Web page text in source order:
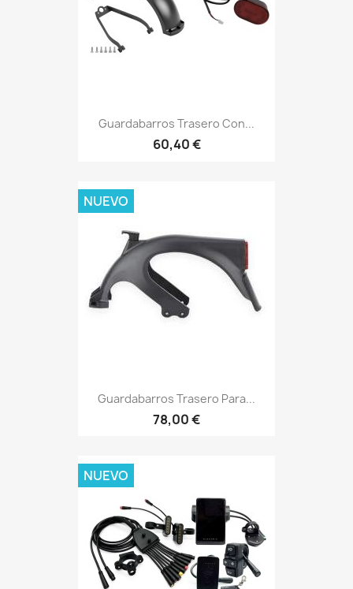
Guardabarros Trasero Con...
60,40 €
Guardabarros Trasero Para...
78,00 €
NUEVO
NUEVO